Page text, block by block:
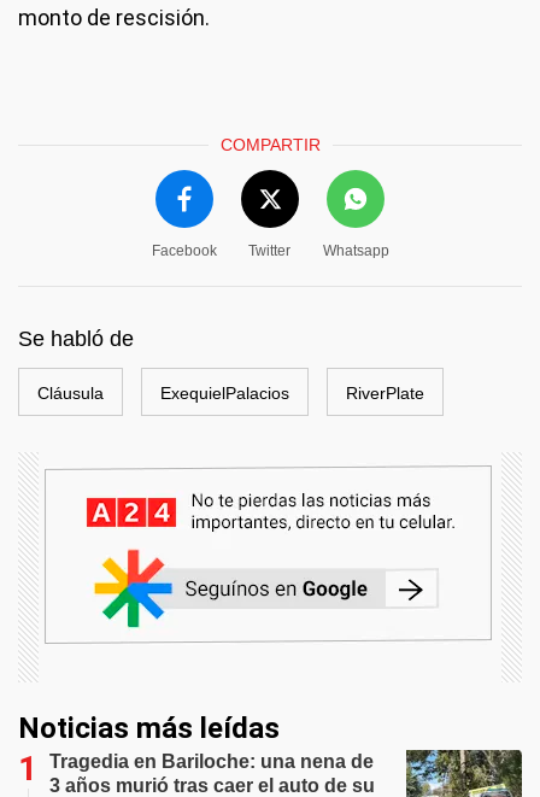
monto de rescisión.
COMPARTIR
Facebook Twitter Whatsapp
Se habló de
Cláusula ExequielPalacios RiverPlate
Noticias más leídas
Tragedia en Bariloche: una nena de
3 años murió tras caer el auto de su